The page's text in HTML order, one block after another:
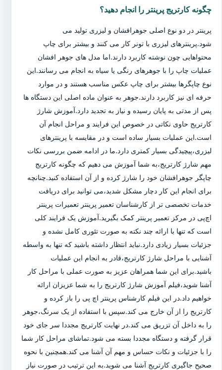
چگونه کارتریج پرینتر را انجام دهید؟
پرینتر در دو نوع اصلی جوهرافشان و لیزری تولید می
شود.پرینترهای لیزری با تونر کار می کنند و بیشتر برای چاپ
محتواهایی چون نوشته کاربرد دارند.اما مدل های جوهر افشان
عملیات چاپ را با جوهرهای رنگی یا سیاه به انجام می رسانند.این
نوع چاپگرها بیشتر برای چاپ عکس مناسب هستند و در موارد
حرفه ای نیز کاربرد دارند.جوهر به عنوان ماده اصلی این دستگاه ها
پس از مدتی به پایان رسیده و نیاز به تجدید دارد.آموزش شارژ
کارتریج حاوی نکاتی در خصوص این فرایند و مراحل انجام آن
است.این عملیات بسیار ساده است و در مقایسه با پرینترهای
لیزری،پیچیدگی بسیار کمتری دارد.ما در ادامه ضمن بررسی نکات
مهم شارژ کارتریج،به شما آموزش می دهیم که چگونه کارتریج
چاپگر جوهرافشان خود را شارژ کرده و از آن استفاده کنید.چنانچه
برای انجام این کار دچار مشکل شدید،می توانید برای دریافت
خدمات تخصصی تر از کارشناسان تعمیر پرینتر تعمیرات پرینتر
اچ‌پی در مرکز تعمیر پرینتر کمک بگیرید.آموزش یک فرایند کلی
است که تنها با ارائه چند نکته به صورت تئوری کامل نشده و
جزئیات بسیار زیادی دارد.نباید انتظار داشته باشید که تنها به واسطه
آشنایی با مراحل شارژ کارتریج،قادر به انجام این عملیات
باشید.برای این شما همراهان عزیز به صورت عملی با مراحل کار
آشنا شوید،فیلم آموزش شارژ کارتریج را به شما عزیزان ارائه
خواهیم داد.در این فیلم کارشناس پرینتر اچ پی را باز کرده و
کارتریج را از آن خارج می کند.سپس با استفاده از یک سرنگ،جوهر
را به داخل آن تزریق می کند.در نهایت کارتریج مجددا سر جای خود
قرار گرفته و دستگاه مجددا بسته می شود.تماشای مراحل کار شما
را با جزئیات و نکات حساس و مهم آن آشنا می کند.همچنین با نحوه
صحیح جاگیری کارتریج آشنا می شوید.به این ترتیب در صورت نیاز